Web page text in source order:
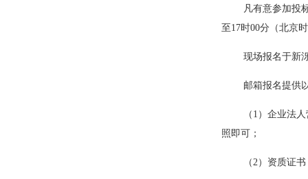
凡有意参加投
至17时00分（北京
现场报名于新
邮箱报名提供
（ 1）企业法
照即可；
（2）资质证